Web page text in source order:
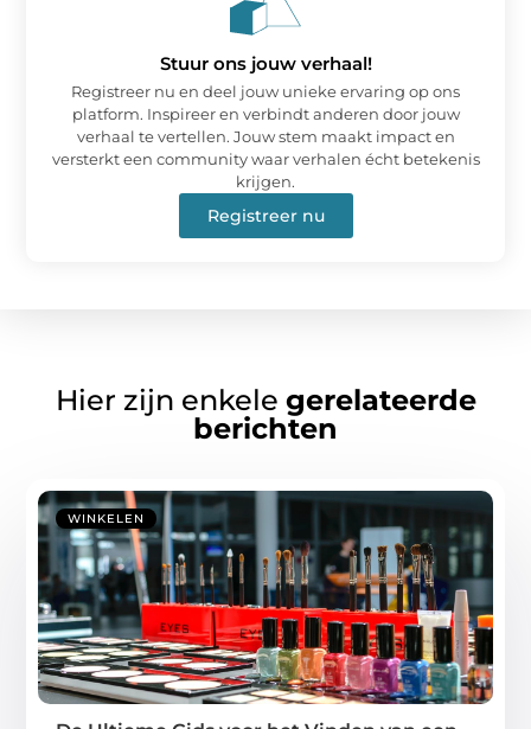
Stuur ons jouw verhaal!
Registreer nu en deel jouw unieke ervaring op ons
platform. Inspireer en verbindt anderen door jouw
verhaal te vertellen. Jouw stem maakt impact en
versterkt een community waar verhalen écht betekenis
krijgen.
Registreer nu
Hier zijn enkele gerelateerde
berichten
WINKELEN